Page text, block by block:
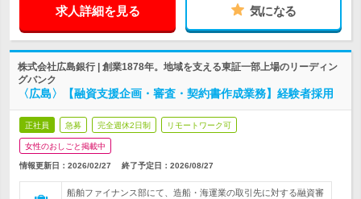
求人詳細を見る 気になる
株式会社広島銀行 | 創業1878年。地域を支える東証一部上場のリーディン
グバンク
〈広島〉【融資支援企画・審査・契約書作成業務】経験者採用
正社員 急募 完全週休2日制 リモートワーク可
女性のおしごと掲載中
情報更新日：2026/02/27 終了予定日： 2026/08/27
船舶ファイナンス部にて、造船・海運業の取引先に対する融資審